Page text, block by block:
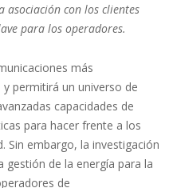
asociación con los clientes
para los operadores.
más
permitirá un universo de
capacidades de
para hacer frente a los
Sin embargo, la investigación
gestión de la energía para la
de